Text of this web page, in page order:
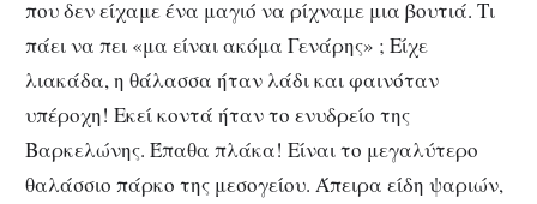
που δεν είχαμε ένα μαγιό να ρίχναμε μια βουτιά. Τι
πάει να πει «μα είναι ακόμα Γενάρης» ; Είχε
λιακάδα, η θάλασσα ήταν λάδι και φαινόταν
υπέροχη! Εκεί κοντά ήταν το ενυδρείο της
Βαρκελώνης. Έπαθα πλάκα! Είναι το μεγαλύτερο
θαλάσσιο πάρκο της μεσογείου. Άπειρα είδη ψαριών,